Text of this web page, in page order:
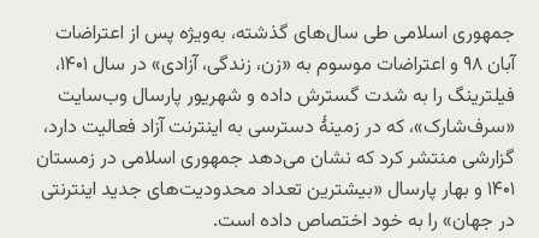
جمهوری اسلامی طی سال‌های گذشته، به‌ویژه پس از اعتراضات
آبان ۹۸ و اعتراضات موسوم به «زن، زندگی، آزادی» در سال ۱۴۰۱،
فیلترینگ را به شدت گسترش داده و شهریور پارسال وب‌سایت
«سرف‌شارک»، که در زمینهٔ دسترسی به اینترنت آزاد فعالیت دارد،
گزارشی منتشر کرد که نشان می‌دهد جمهوری اسلامی در زمستان
۱۴۰۱ و بهار پارسال «بیشترین تعداد محدودیت‌های جدید اینترنتی
در جهان» را به خود اختصاص داده است.